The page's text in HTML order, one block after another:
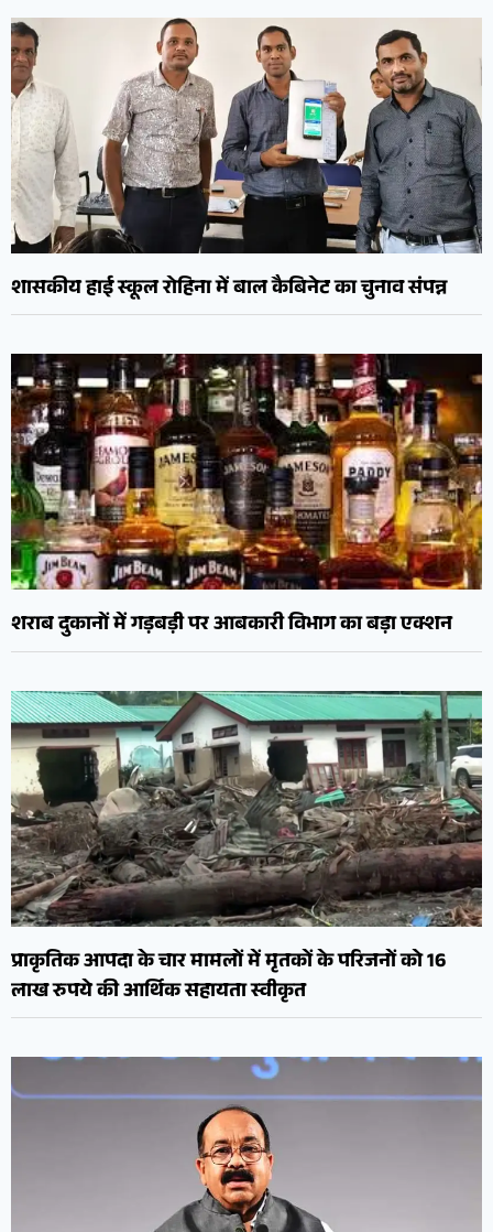
शासकीय हाई स्कूल रोहिना में बाल कैबिनेट का चुनाव संपन्न
शराब दुकानों में गड़बड़ी पर आबकारी विभाग का बड़ा एक्शन
प्राकृतिक आपदा के चार मामलों में मृतकों के परिजनों को 16
लाख रुपये की आर्थिक सहायता स्वीकृत